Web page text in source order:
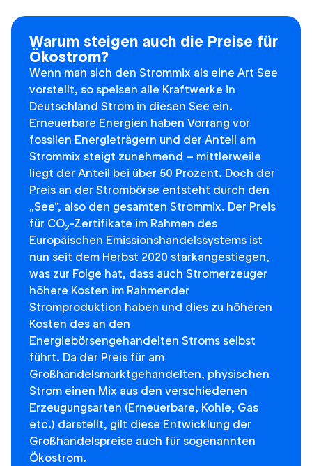
Warum steigen auch die Preise für
Ökostrom?
Wenn man sich den Strommix als eine Art See
vorstellt, so speisen alle Kraftwerke in
Deutschland Strom in diesen See ein.
Erneuerbare Energien haben Vorrang vor
fossilen Energieträgern und der Anteil am
Strommix steigt zunehmend – mittlerweile
liegt der Anteil bei über 50 Prozent. Doch der
Preis an der Strombörse entsteht durch den
„See“, also den gesamten Strommix. Der Preis
für CO2-Zertifikate im Rahmen des
Europäischen Emissionshandelssystems ist
nun seit dem Herbst 2020 starkangestiegen,
was zur Folge hat, dass auch Stromerzeuger
höhere Kosten im Rahmender
Stromproduktion haben und dies zu höheren
Kosten des an den
Energiebörsengehandelten Stroms selbst
führt. Da der Preis für am
Großhandelsmarktgehandelten, physischen
Strom einen Mix aus den verschiedenen
Erzeugungsarten (Erneuerbare, Kohle, Gas
etc.) darstellt, gilt diese Entwicklung der
Großhandelspreise auch für sogenannten
Ökostrom.